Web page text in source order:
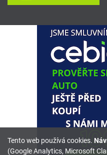
Tento web používá cookies.
(Google Analytics, Microsoft